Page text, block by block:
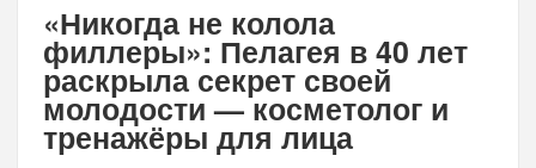
«Никогда не колола
филлеры»: Пелагея в 40 лет
раскрыла секрет своей
молодости — косметолог и
тренажёры для лица